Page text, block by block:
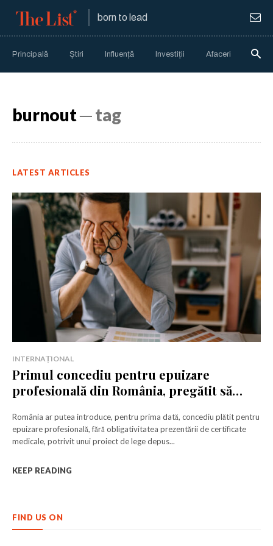
born to lead
Principală Știri Influență Investiții Afaceri
burnout─ tag
LATEST ARTICLES
INTERNAȚIONAL
Primul concediu pentru epuizare
profesională din România, pregătit să
România ar putea introduce, pentru prima dată, concediu plătit pentru
epuizare profesională, fără obligativitatea prezentării de certificate
medicale, potrivit unui proiect de lege depus...
KEEP READING
FIND US ON